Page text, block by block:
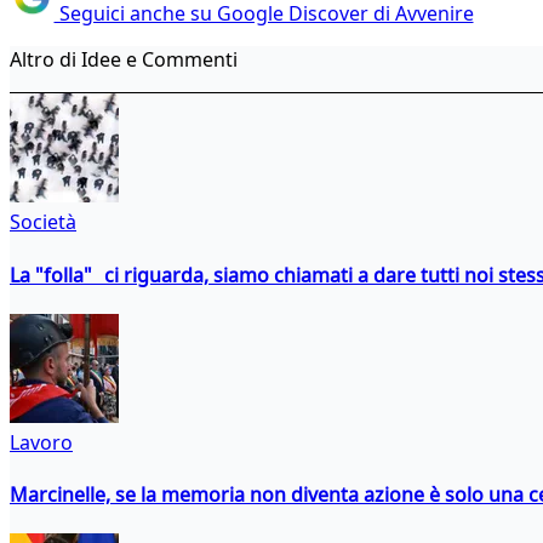
Seguici anche su Google Discover di Avvenire
Altro di Idee e Commenti
Società
La "folla" ci riguarda, siamo chiamati a dare tutti noi
Lavoro
Marcinelle, se la memoria non diventa azione è solo una